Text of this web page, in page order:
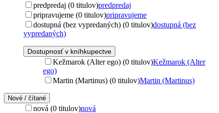
predpredaj (0 titulov)predpredaj
pripravujeme (0 titulov)pripravujeme
dostupná (bez vypredaných) (0 titulov)dostupná (bez
vypredaných)
Dostupnosť v kníhkupectve
Kežmarok (Alter ego) (0 titulov)Kežmarok (Alter
ego)
Martin (Martinus) (0 titulov)Martin (Martinus)
Nové / čítané
nová (0 titulov)nová